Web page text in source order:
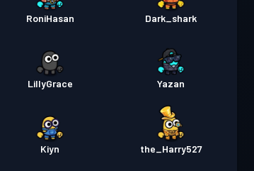
RoniHasan Dark_shark
LillyGrace Yazan
Kiyn the_Harry527